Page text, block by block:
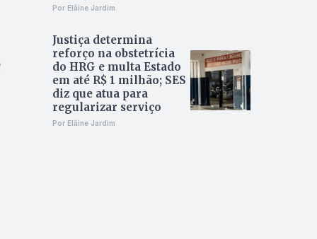
Por Elâine Jardim
Justiça determina
reforço na obstetrícia
do HRG e multa Estado
em até R$ 1 milhão; SES
diz que atua para
regularizar serviço
Por Elâine Jardim